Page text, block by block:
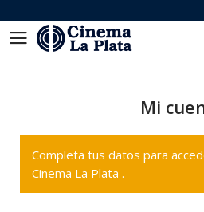
Mi
Completa tus datos para
Cinema La Plata .